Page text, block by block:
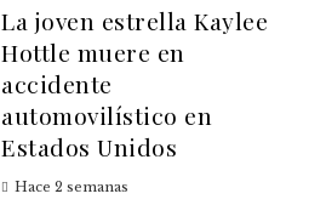
La joven estrella Kaylee
Hottle muere en
accidente
automovilístico en
Estados Unidos
Hace 2 semanas